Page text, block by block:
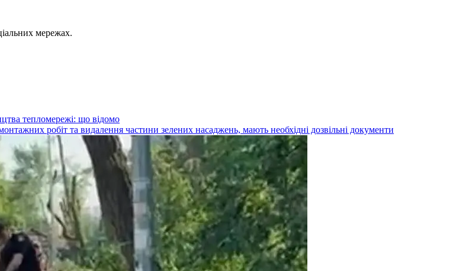
мережах.
тепломережі: що відомо
робіт та видалення частини зелених насаджень, мають необхідні дозвільні документи